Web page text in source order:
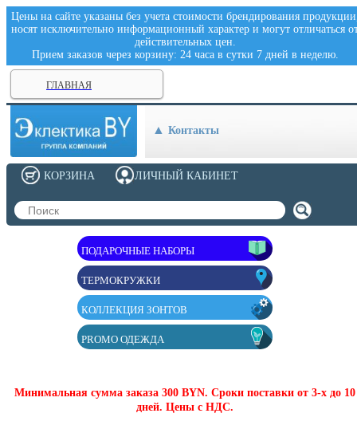
Цены на сайте указаны без учета стоимости брендирования
носят исключительно информационный характер и могут отличаться
действительных цен.
Прием заказов через корзину: 24 часа в сутки 7 дней в неделю.
ГЛАВНАЯ
Контакты
ПОДАРОЧНЫЕ НАБОРЫ
ТЕРМОКРУЖКИ
КОЛЛЕКЦИЯ ЗОНТОВ
PROMO ОДЕЖДА
Минимальная сумма заказа 300 BYN. Сроки поставки от 3-х до 10
дней. Цены с НДС.
ЛИЧНЫЙ КАБИНЕТ
КОРЗИНА